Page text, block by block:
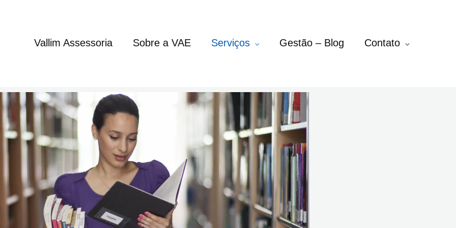
Vallim Assessoria Sobre a VAE Serviços Gestão – Blog Contato